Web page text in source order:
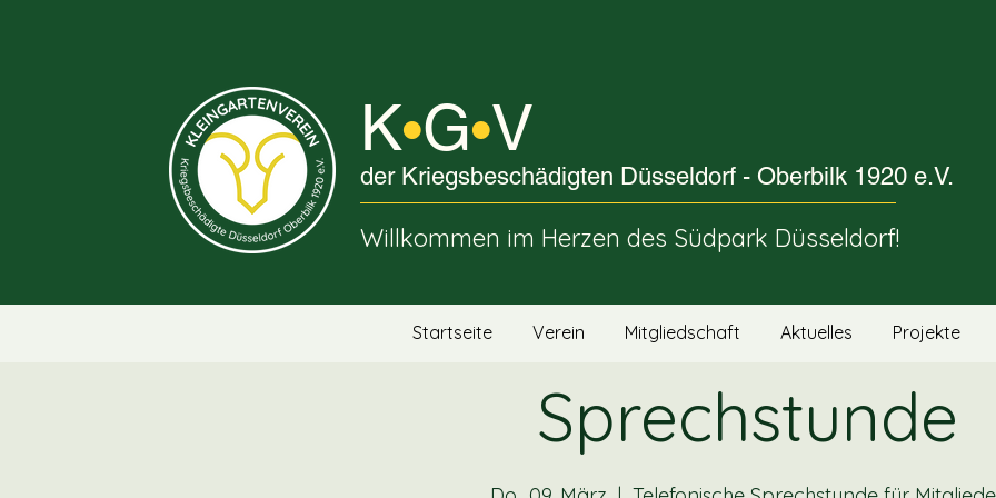
K•G•V
der Kriegsbeschädigten Düsseldorf - Oberbilk 1920 e.V.
Willkommen im Herzen des Südpark Düsseldorf!
Sprechstunde
Startseite Verein Mitgliedschaft Aktuelles Projekte